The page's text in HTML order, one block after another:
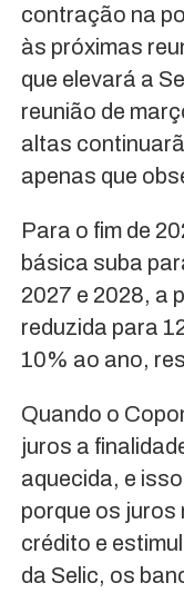
contração na
às próximas
que elevará a
reunião de
altas
apenas que
Para o fim de
básica suba
2027 e 2028, a
reduzida para
10% ao ano,
Quando o
juros a
aquecida, e
porque os juros
crédito e
da Selic, os